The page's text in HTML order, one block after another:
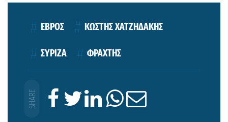
ΕΒΡΟΣ ΚΩΣΤΗΣ ΧΑΤΖΗΔΑΚΗΣ
ΣΥΡΙΖΑ ΦΡΑΧΤΗΣ